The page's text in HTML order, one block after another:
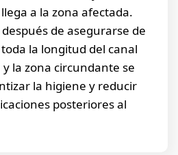
a la zona afectada.
de asegurarse de
la longitud del canal
la zona circundante se
la higiene y reducir
posteriores al